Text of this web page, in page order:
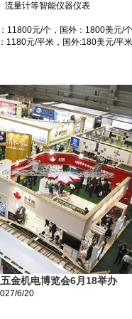
流量计等智能仪器仪表
11800元/个，国外：1800美元/个
1180元/平米，国外:180美元/平米
金机电博览会6月18举办
6/20